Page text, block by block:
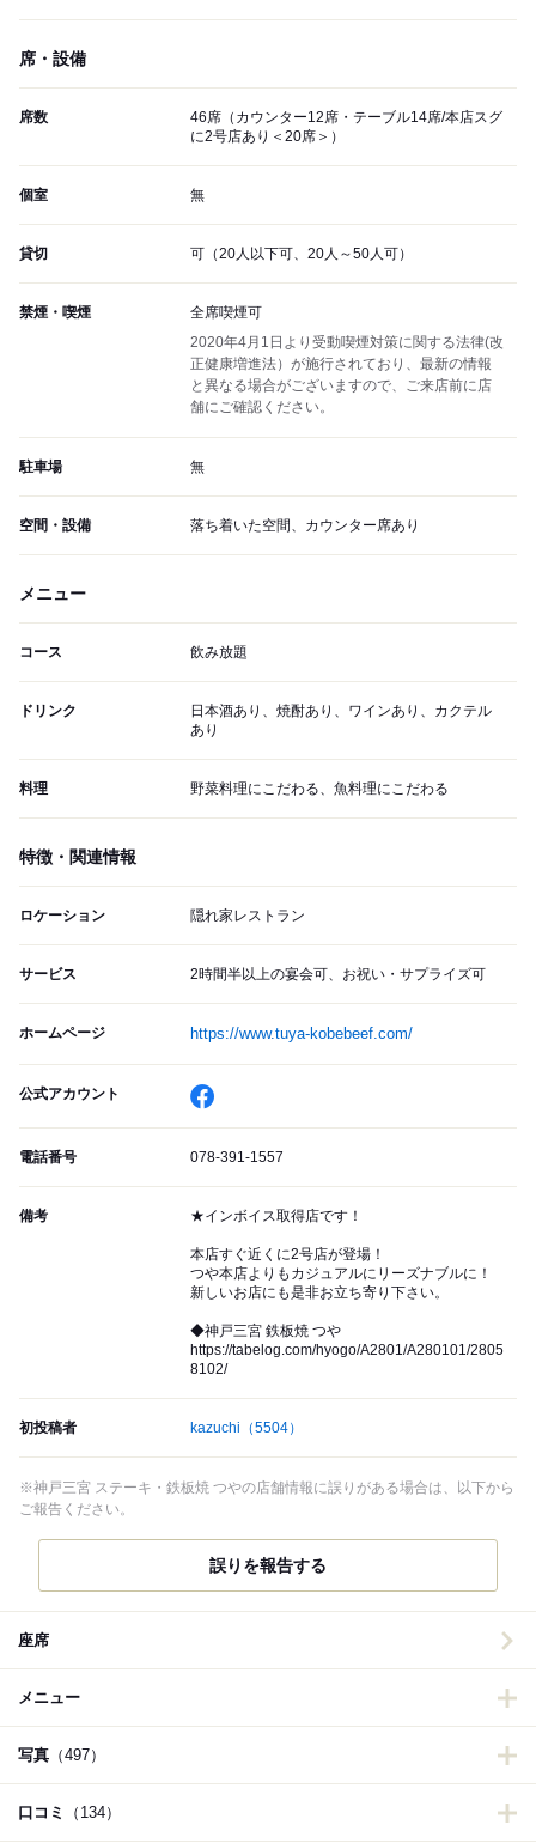
席・設備
席数
46席（カウンター12席・テーブル14席/本店スグ
に2号店あり＜20席＞）
個室 無
貸切 可（20人以下可、20人～50人可）
禁煙・喫煙
全席喫煙可
2020年4月1日より受動喫煙対策に関する法律(改
正健康増進法）が施行されており、最新の情報
と異なる場合がございますので、ご来店前に店
舗にご確認ください。
駐車場 無
空間・設備 落ち着いた空間、カウンター席あり
メニュー
コース 飲み放題
ドリンク
日本酒あり、焼酎あり、ワインあり、カクテル
あり
料理 野菜料理にこだわる、魚料理にこだわる
特徴・関連情報
ロケーション 隠れ家レストラン
サービス 2時間半以上の宴会可、お祝い・サプライズ可
ホームページ https://www.tuya-kobebeef.com/
公式アカウント
電話番号 078-391-1557
備考 ★インボイス取得店です！
本店すぐ近くに2号店が登場！
つや本店よりもカジュアルにリーズナブルに！
新しいお店にも是非お立ち寄り下さい。
◆神戸三宮 鉄板焼 つや
https://tabelog.com/hyogo/A2801/A280101/2805
8102/
初投稿者 kazuchi （5504）
※神戸三宮 ステーキ・鉄板焼 つやの店舗情報に誤りがある場合は、以下から
ご報告ください。
誤りを報告する
座席
メニュー
写真 （497）
口コミ （134）